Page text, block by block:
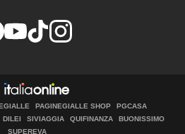
PAGINEGIALLE SHOP
PGCASA
DILEI SIVIAGGIA QUIFINANZA
BUONISSIMO
SUPEREVA